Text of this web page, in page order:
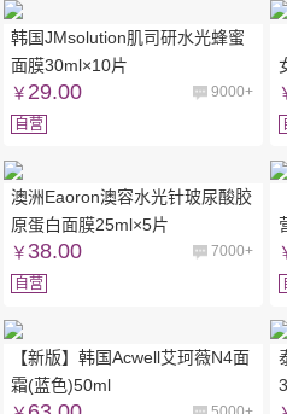
韩国JMsolution肌司研水光蜂蜜
面膜30ml×10片
￥ 29.00
9000+
自营
澳洲Eaoron澳容水光针玻尿酸胶
原蛋白面膜25ml×5片
￥ 38.00
7000+
自营
【新版】韩国Acwell艾珂薇N4面
霜(蓝色)50ml